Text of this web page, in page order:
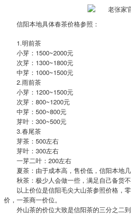
信阳本地具体春茶价格参照：
1.明前茶
小芽：1500~2000元
次芽：1300~1800元
中芽：1000~1500元
2.雨前茶
小芽：1200~1500元
次芽：800~1200元
中芽：500~800元
芽叶：300~500元
3.春尾茶
芽茶：500左右
芽叶：300左右
一芽二叶：200左右
夏茶：由于成本高，售价低，信阳本地几
秋茶：极少人会做一些，满足自己备货不
以上价位是信阳毛尖大山茶参照价格，
价，一茶商一价位。
外山茶的价位大致是信阳茶的三分之二到